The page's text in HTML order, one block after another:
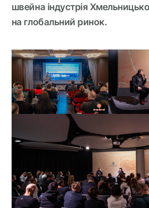
швейна індустрія
на глобальний ринок.